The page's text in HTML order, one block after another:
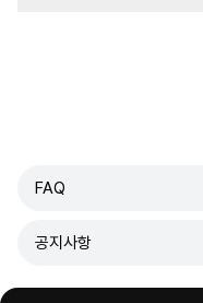
FAQ
공지사항